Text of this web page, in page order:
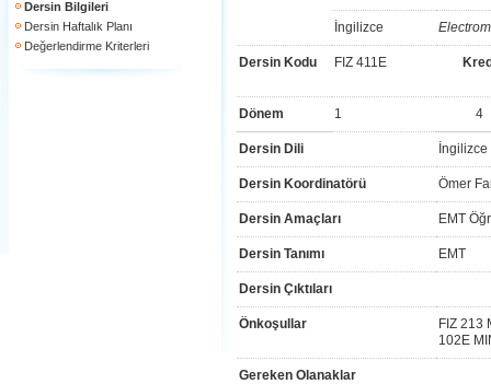
Dersin Bilgileri
Dersin Haftalık Planı
Değerlendirme Kriterleri
İngilizce
Dersin Kodu FIZ 411E
Dönem 1 4
Dersin Dili İngilizce
Dersin Koordinatörü Ömer
Dersin Amaçları EMT
Dersin Tanımı EMT
Dersin Çıktıları
Önkoşullar
FIZ 213
102E
Gereken Olanaklar